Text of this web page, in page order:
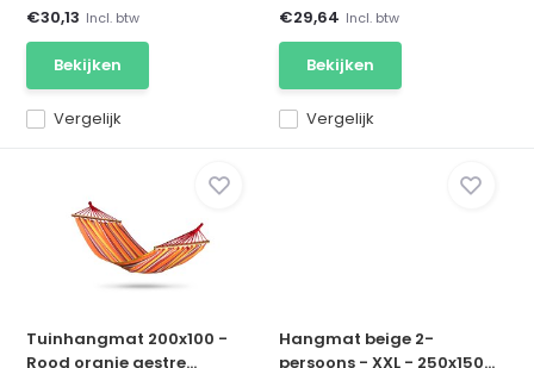
Vergelijk
€30,13 Incl. btw
Bekijken
Vergelijk
€29,64 Incl. btw
Bekijken
Tuinhangmat 200x100 -
Rood oranje gestre...
Hangmat beige 2-
persoons - XXL - 250x150...